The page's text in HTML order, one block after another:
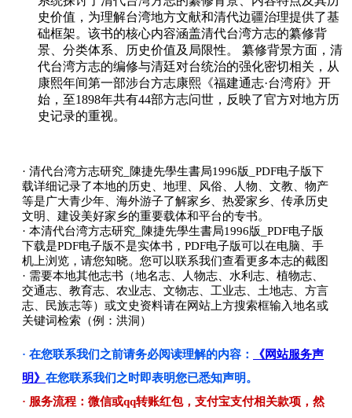
史价值，为理解台湾地方文献和清代边疆治理提供了基
础框架。‌该书的核心内容涵盖清代台湾方志的纂修背
景、分类体系、历史价值及局限性。‌ 纂修背景方面，清
代台湾方志的编修与清廷对台统治的强化密切相关，从
康熙年间第一部涉台方志康熙《福建通志·台湾府》开
始，至1898年共有44部方志问世，反映了官方对地方历
史记录的重视。‌
· 清代台湾方志研究_陳捷先學生書局1996版_PDF电子版下
载详细记录了本地的历史、地理、风俗、人物、文教、物产
等是广大青少年、海外游子了解家乡、热爱家乡、传承历史
文明、建设美好家乡的重要载体和平台的专书。
· 本清代台湾方志研究_陳捷先學生書局1996版_PDF电子版
下载是PDF电子版不是实体书，PDF电子版可以在电脑、手
机上浏览，请您知晓。您可以联系我们查看更多本志的截图
· 需要本地其他志书（地名志、人物志、水利志、植物志、
交通志、教育志、农业志、文物志、工业志、土地志、方言
志、民族志等）或文史资料请在网站上方搜索框输入地名或
关键词检索（例：洪洞）
· 在您联系我们之前请务必阅读理解的内容：
《网站服务声
明》 在您联系我们之时即表明您已悉知声明。
· 服务流程：微信或qq转账红包，支付宝支付相关款项，然